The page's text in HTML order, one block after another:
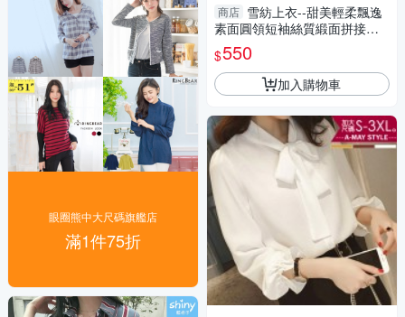
眼圈熊中大尺碼旗艦店
滿1件75折
商店 雪紡上衣--甜美輕柔飄逸
素面圓領短袖絲質緞面拼接雪
紡上衣(粉.藍L-3L)-U599眼圈熊
中大尺碼
$550
加入購物車